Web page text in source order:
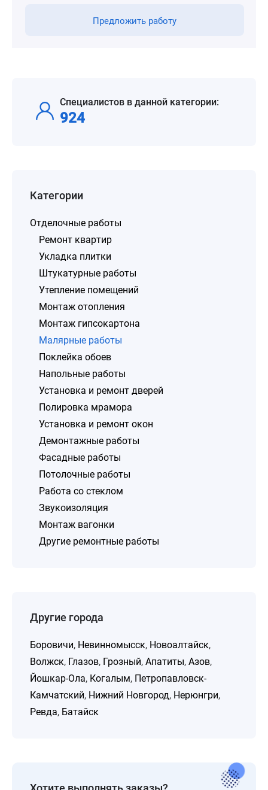
Предложить работу
Специалистов в данной категории:
924
Категории
Отделочные работы
Ремонт квартир
Укладка плитки
Штукатурные работы
Утепление помещений
Монтаж отопления
Монтаж гипсокартона
Малярные работы
Поклейка обоев
Напольные работы
Установка и ремонт дверей
Полировка мрамора
Установка и ремонт окон
Демонтажные работы
Фасадные работы
Потолочные работы
Работа со стеклом
Звукоизоляция
Монтаж вагонки
Другие ремонтные работы
Другие города
Боровичи, Невинномысск, Новоалтайск,
Волжск, Глазов, Грозный, Апатиты, Азов,
Йошкар-Ола, Когалым, Петропавловск-
Камчатский, Нижний Новгород, Нерюнгри,
Ревда, Батайск